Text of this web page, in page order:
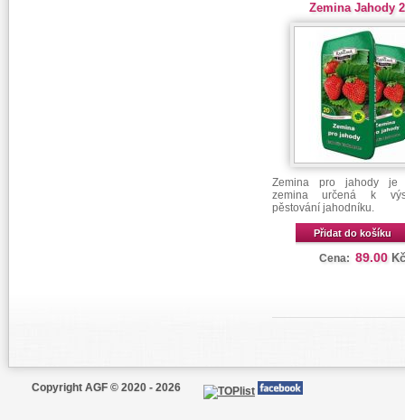
Zemina Jahody
Zemina pro jahody je
zemina určená k
pěstování jahodníku.
Přidat do košíku
Cena: 89.00 Kč
Copyright AGF © 2020 - 2026